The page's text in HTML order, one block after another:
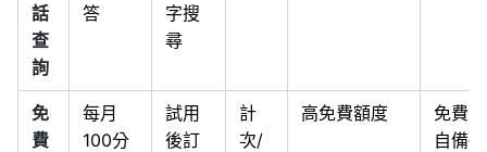
話
查
詢
答
字搜
尋
免
費
每月
100分
試用
後訂
計
次/
高免費額度
免費 (
自備硬